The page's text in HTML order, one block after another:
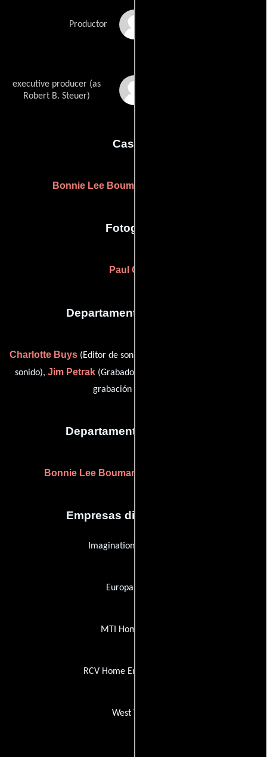
Productor
executive producer (as
Robert B. Steuer)
Casting
Bonnie Lee Bouman
Fotografia
Paul Gilpin
Departamento de sonido
Charlotte Buys(Editor de sonido),
sonido), Jim Petrak(Grabador adr) y
grabación de sonido)
Departamento de reparto
Bonnie Lee Bouman
Empresas distribuidoras
Imagination Worldwide
Europa Filmes
MTI Home Video
RCV Home Entertainment
West Video